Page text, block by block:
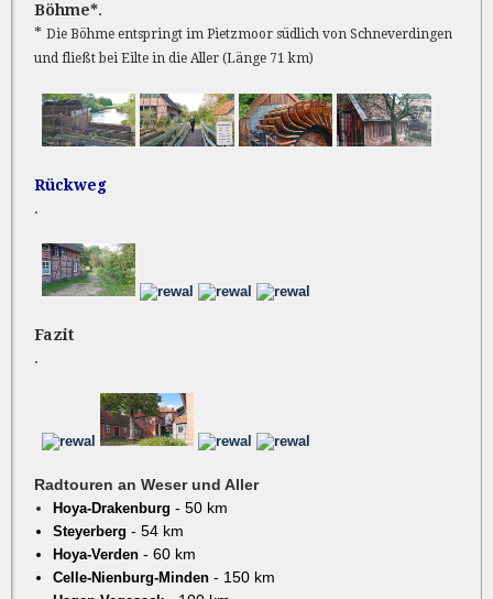
Böhme*.
* Die Böhme entspringt im Pietzmoor südlich von Schneverdingen
und fließt bei Eilte in die Aller (Länge 71 km)
Rückweg
.
Fazit
.
Radtouren an Weser und Aller
Hoya-Drakenburg - 50 km
Steyerberg - 54 km
Hoya-Verden- 60 km
Celle-Nienburg-Minden- 150 km